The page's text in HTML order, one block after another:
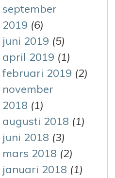
september
2019 (6)
juni 2019 (5)
april 2019 (1)
februari 2019 (2)
november
2018 (1)
augusti 2018 (1)
juni 2018 (3)
mars 2018 (2)
januari 2018 (1)